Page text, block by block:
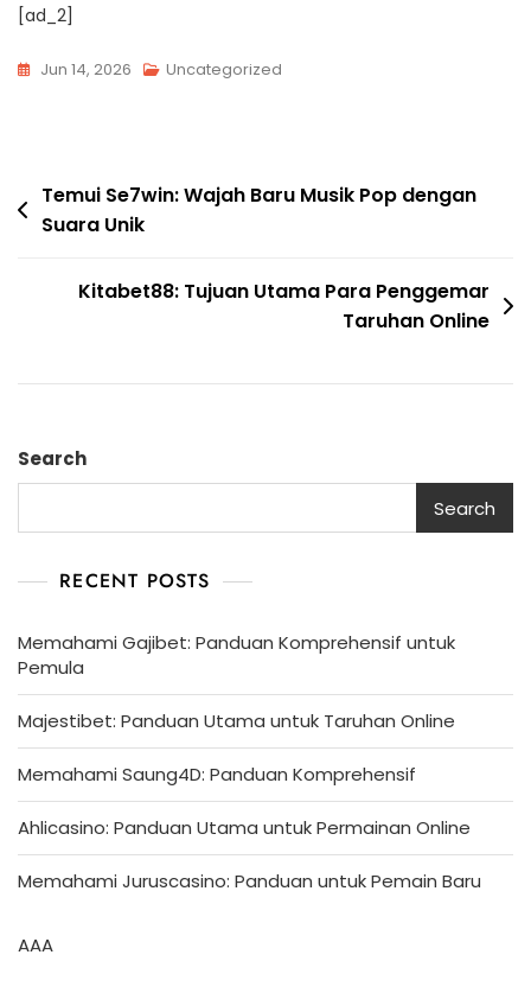
[ad_2]
Jun 14, 2026 Uncategorized
Post
navigation
Temui Se7win: Wajah Baru Musik Pop dengan
Suara Unik
Kitabet88: Tujuan Utama Para Penggemar
Taruhan Online
Search
Search
RECENT POSTS
Memahami Gajibet: Panduan Komprehensif untuk
Pemula
Majestibet: Panduan Utama untuk Taruhan Online
Memahami Saung4D: Panduan Komprehensif
Ahlicasino: Panduan Utama untuk Permainan Online
Memahami Juruscasino: Panduan untuk Pemain Baru
AAA